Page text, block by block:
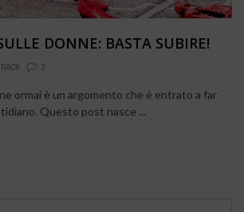
DONNE: BASTA SUBIRE!
2
ormai è un argomento che è entrato a far
Questo post nasce ...